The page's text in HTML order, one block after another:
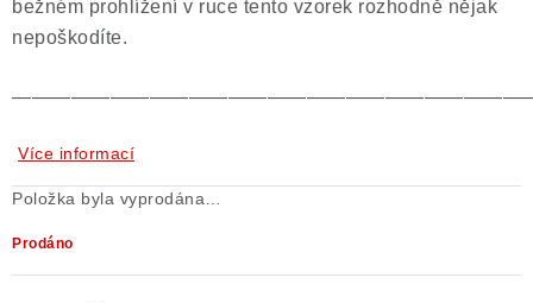
bežném prohlížení v ruce tento vzorek rozhodně nějak
nepoškodíte.
Více informací
Položka byla vyprodána…
Prodáno